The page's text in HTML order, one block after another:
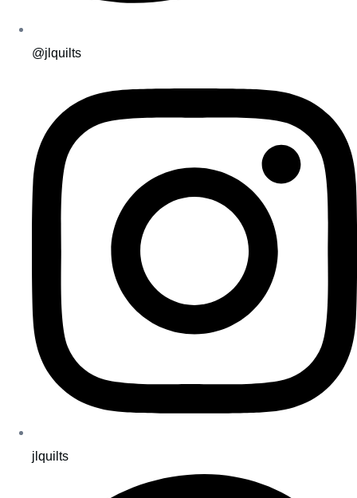
@jlquilts
jlquilts